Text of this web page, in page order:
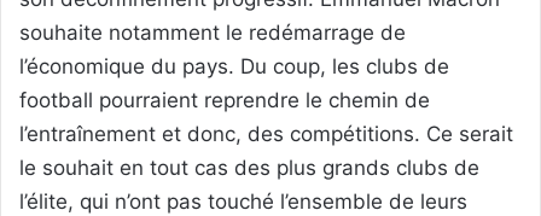
souhaite notamment le redémarrage de
l’économique du pays. Du coup, les clubs de
football pourraient reprendre le chemin de
l’entraînement et donc, des compétitions. Ce serait
le souhait en tout cas des plus grands clubs de
l’élite, qui n’ont pas touché l’ensemble de leurs